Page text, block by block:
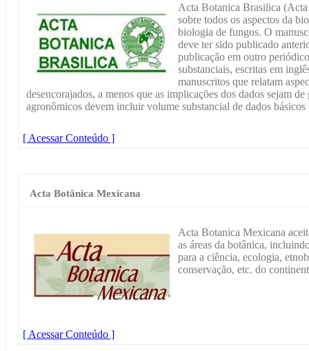
Acta Botanica Brasilica
sobre todos os aspectos da
biologia de fungos. O
deve ter sido publicado
publicação em outro
substanciais, escritas em
manuscritos que relatam
desencorajados, a menos que as implicações dos dados sejam
agronômicos devem incluir volume substancial de dados
[ Acessar Conteúdo ]
Acta Botânica Mexicana
Acta Botanica Mexicana
as áreas da botânica,
para a ciência, ecologia,
conservação, etc. do
[ Acessar Conteúdo ]